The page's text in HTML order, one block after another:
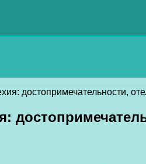
достопримечательности,